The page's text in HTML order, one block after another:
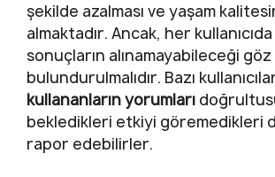
şekilde azalması ve yaşam
almaktadır. Ancak, her kullanıcıda
sonuçların alınamayabileceği
bulundurulmalıdır. Bazı
kullananların yorumları
bekledikleri etkiyi göremedikleri
rapor edebilirler.